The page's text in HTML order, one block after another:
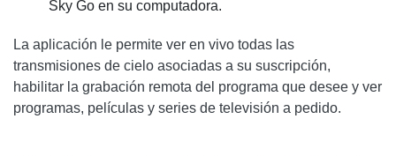
Sky Go en su computadora.
La aplicación le permite ver en vivo todas las
transmisiones de cielo asociadas a su suscripción,
habilitar la grabación remota del programa que desee y ver
programas, películas y series de televisión a pedido.